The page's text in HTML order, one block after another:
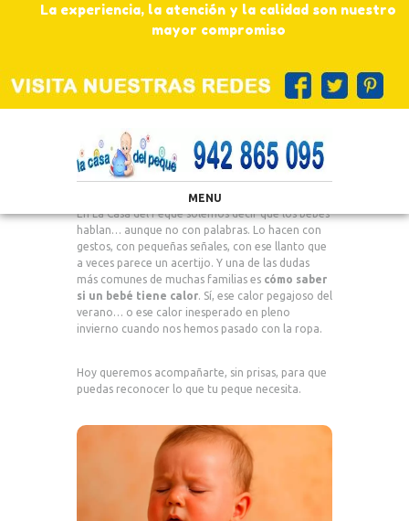
La experiencia, la atención y la calidad son nuestro
mayor compromiso
MENU
En La Casa del Peque solemos decir que los bebés
hablan… aunque no con palabras. Lo hacen con
gestos, con pequeñas señales, con ese llanto que
a veces parece un acertijo. Y una de las dudas
más comunes de muchas familias es cómo saber
si un bebé tiene calor. Sí, ese calor pegajoso del
verano… o ese calor inesperado en pleno
invierno cuando nos hemos pasado con la ropa.
Hoy queremos acompañarte, sin prisas, para que
puedas reconocer lo que tu peque necesita.